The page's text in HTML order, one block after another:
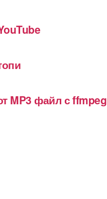
MP3 файл с ffmpeg